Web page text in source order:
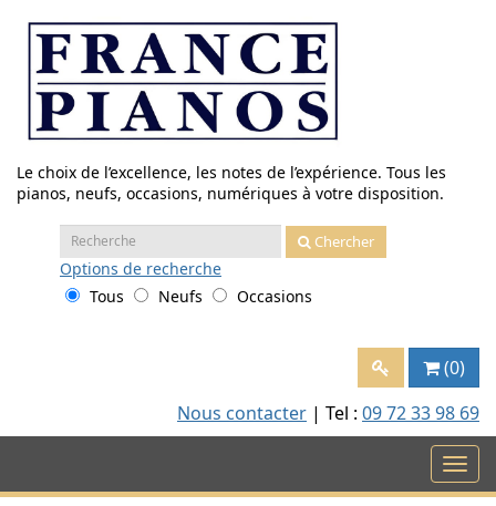
contenu
Le choix de l’excellence, les notes de l’expérience. Tous les
pianos, neufs, occasions, numériques à votre disposition.
Recherche
:
Chercher
Options de recherche
Tous
Neufs Occasions
(0)
Nous contacter | Tel : 09 72 33 98 69